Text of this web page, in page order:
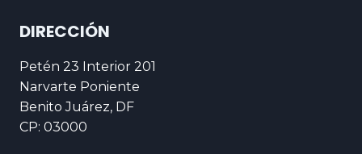
DIRECCIÓN
Petén 23 Interior 201
Narvarte Poniente
Benito Juárez, DF
CP: 03000